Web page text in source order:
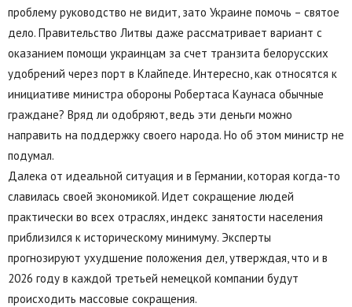
проблему руководство не видит, зато Украине помочь – святое
дело. Правительство Литвы даже рассматривает вариант с
оказанием помощи украинцам за счет транзита белорусских
удобрений через порт в Клайпеде. Интересно, как относятся к
инициативе министра обороны Робертаса Каунаса обычные
граждане? Вряд ли одобряют, ведь эти деньги можно
направить на поддержку своего народа. Но об этом министр не
подумал.
Далека от идеальной ситуация и в Германии, которая когда-то
славилась своей экономикой. Идет сокращение людей
практически во всех отраслях, индекс занятости населения
приблизился к историческому минимуму. Эксперты
прогнозируют ухудшение положения дел, утверждая, что и в
2026 году в каждой третьей немецкой компании будут
происходить массовые сокращения.